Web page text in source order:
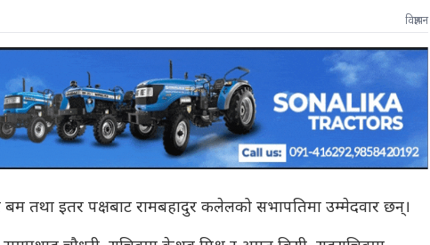
विज्ञापन
बम तथा इतर पक्षबाट रामबहादुर कलेलको सभापतिमा उम्मेदवार छन्।